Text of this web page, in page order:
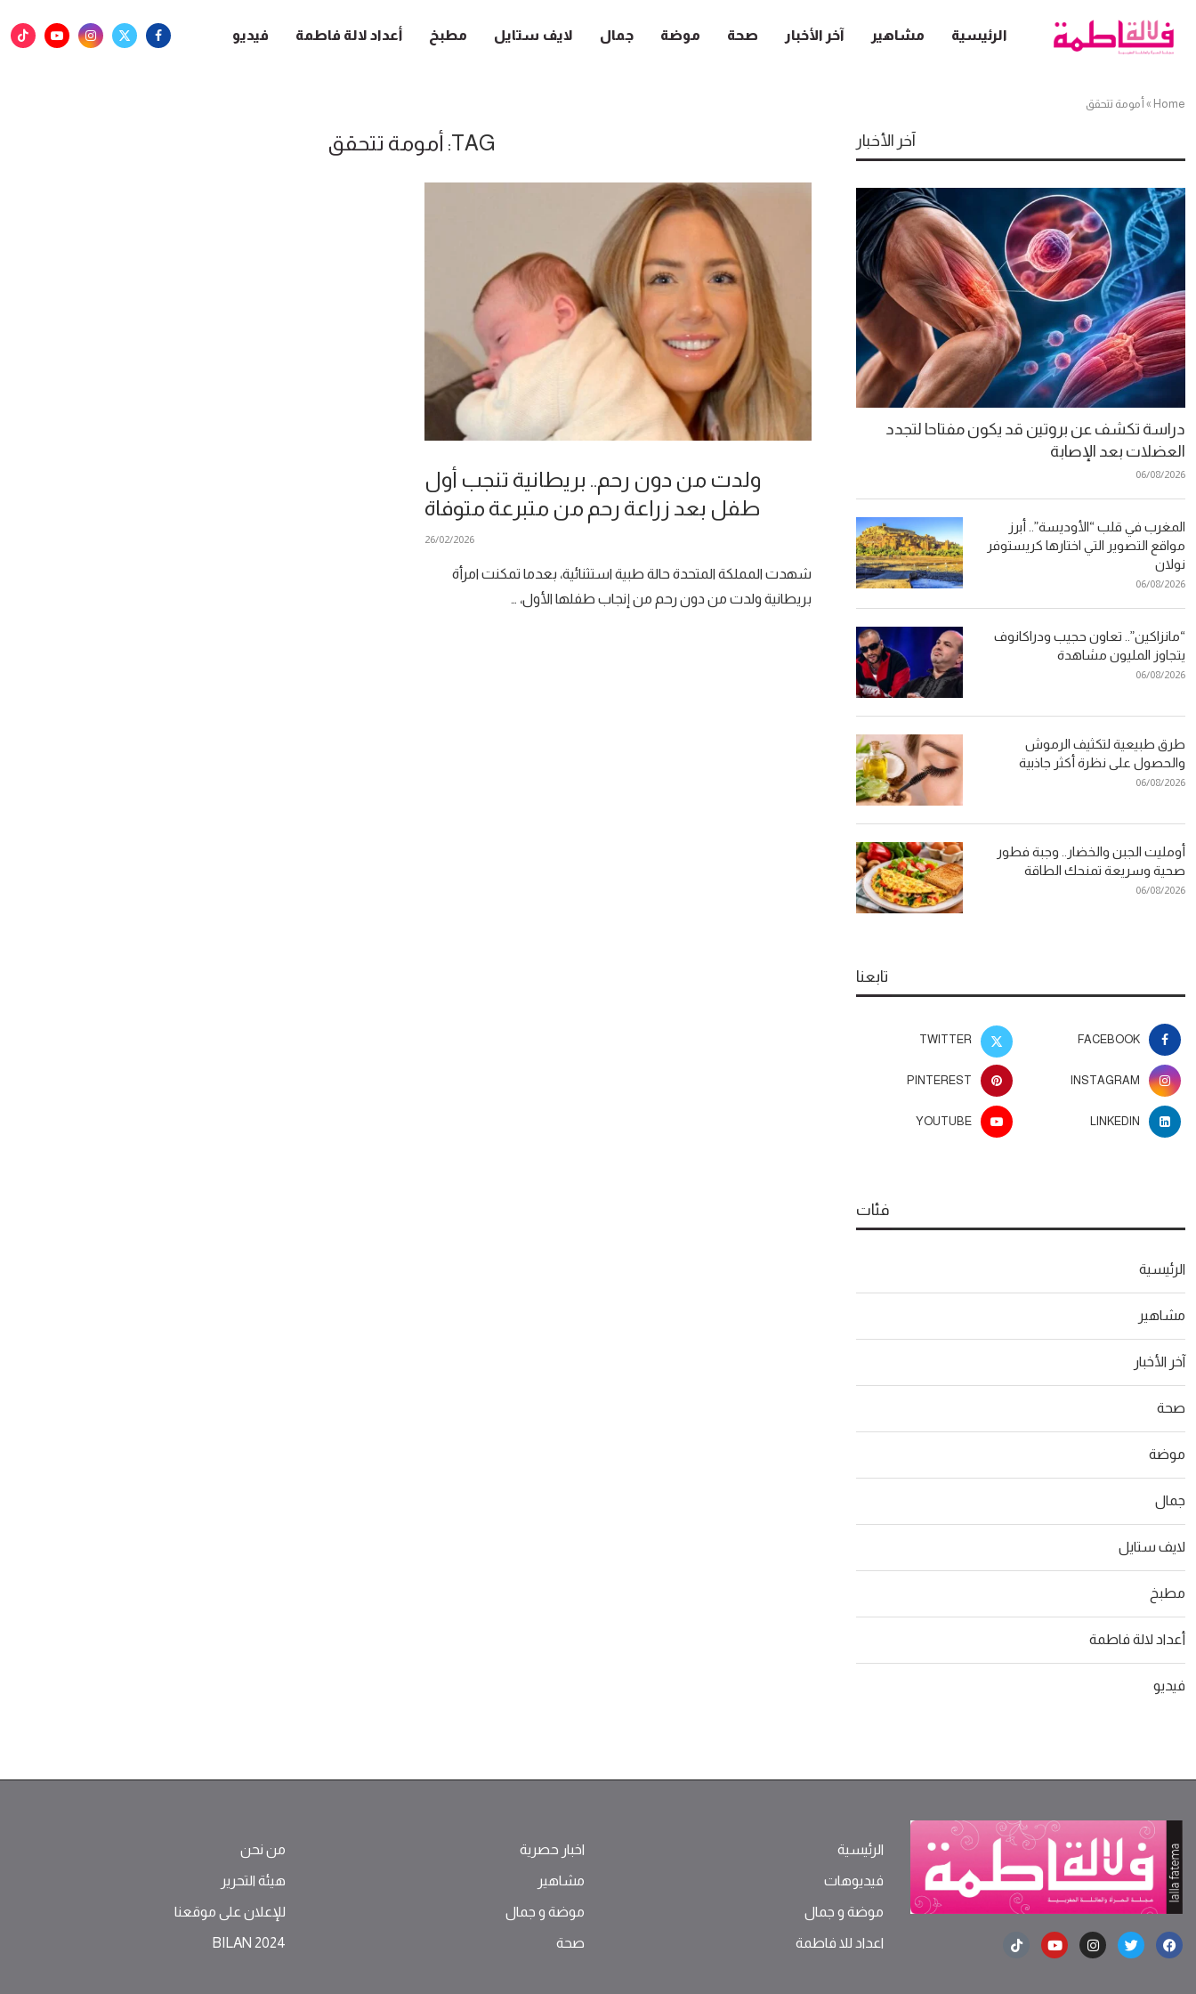
الرئيسية مشاهير آخر الأخبار صحة موضة جمال لايف ستايل مطبخ أعداد لالة فاطمة فيديو
Home
» أمومة تتحقق
TAG: أمومة تتحقق
ولدت من دون رحم.. بريطانية تنجب أول
طفل بعد زراعة رحم من متبرعة متوفاة
26/02/2026
شهدت المملكة المتحدة حالة طبية استثنائية، بعدما تمكنت امرأة
بريطانية ولدت من دون رحم من إنجاب طفلها الأول، …
آخر الأخبار
دراسة تكشف عن بروتين قد يكون مفتاحا لتجدد
العضلات بعد الإصابة
06/08/2026
المغرب في قلب “الأوديسة”.. أبرز
مواقع التصوير التي اختارها كريستوفر
نولان
06/08/2026
“مانزاكين”.. تعاون حجيب ودراكانوف
يتجاوز المليون مشاهدة
06/08/2026
طرق طبيعية لتكثيف الرموش
والحصول على نظرة أكثر جاذبية
06/08/2026
أومليت الجبن والخضار.. وجبة فطور
صحية وسريعة تمنحك الطاقة
06/08/2026
تابعنا
FACEBOOK
TWITTER
INSTAGRAM
PINTEREST
LINKEDIN
YOUTUBE
فئات
الرئيسية
مشاهير
آخر الأخبار
صحة
موضة
جمال
لايف ستايل
مطبخ
أعداد لالة فاطمة
فيديو
الرئيسية
فيديوهات
موضة ‫و‬ ‫‬‫جمال‬
اعداد للا فاطمة
اخبار حصرية
مشاهير
موضة ‫و‬ ‫‬‫جمال‬
صحة
من نحن
هيئة التحرير
للإعلان على موقعنا
BILAN 2024